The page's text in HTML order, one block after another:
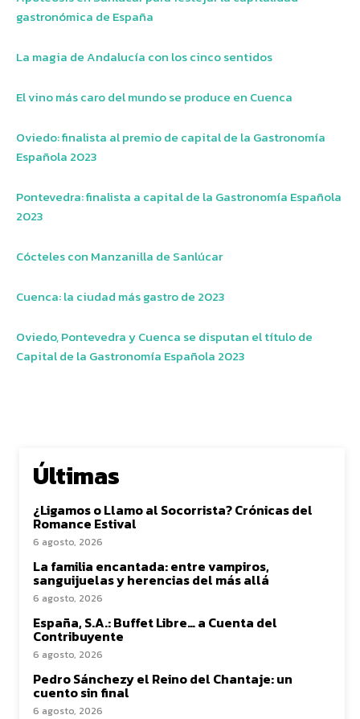
gastronómica de España
La magia de Andalucía con los cinco sentidos
El vino más caro del mundo se produce en Cuenca
Oviedo: finalista al premio de capital de la Gastronomía
Española 2023
Pontevedra: finalista a capital de la Gastronomía Española
2023
Cócteles con Manzanilla de Sanlúcar
Cuenca: la ciudad más gastro de 2023
Oviedo, Pontevedra y Cuenca se disputan el título de
Capital de la Gastronomía Española 2023
Últimas
¿Ligamos o Llamo al Socorrista? Crónicas del
Romance Estival
6 agosto, 2026
La familia encantada: entre vampiros,
sanguijuelas y herencias del más allá
6 agosto, 2026
España, S.A.: Buffet Libre… a Cuenta del
Contribuyente
6 agosto, 2026
Pedro Sánchezy el Reino del Chantaje: un
cuento sin final
6 agosto, 2026